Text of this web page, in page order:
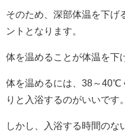
そのため、深部体温を下げ
ントとなります。
体を温めることが体温を下
体を温めるには、38～40℃
りと入浴するのがいいです。
しかし、入浴する時間のな